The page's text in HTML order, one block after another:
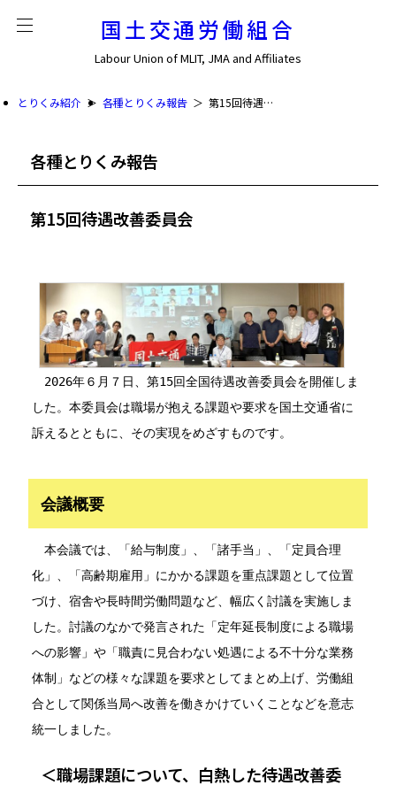
国土交通労働組合
Labour Union of MLIT, JMA and Affiliates
とりくみ紹介 各種とりくみ報告 第15回待遇改善委員会
各種とりくみ報告
第15回待遇改善委員会
2026年６月７日、第15回全国待遇改善委員会を開催しま
した。本委員会は職場が抱える課題や要求を国土交通省に
訴えるとともに、 その実現をめざすものです。
会議概要
本会議では、「給与制度」、「諸手当」、「定員合理
化」、「高齢期雇用」にかかる課題を重点課題として位置
づけ、宿舎や長時間労働問題など、 幅広く討議を実施しま
した。 討議のなかで発言された「定年延長制度による職場
への影響」や「職責に見合わない処遇による不十分な業務
体制」などの様々な課題を要求としてまとめ上げ、労働組
合として関係当局へ改善を働きかけていく ことなどを意志
統一しました。
＜職場課題について、白熱した待遇改善委